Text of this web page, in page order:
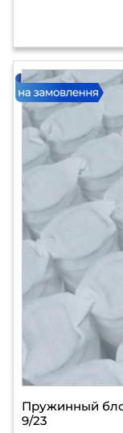
Пружинный
9/23